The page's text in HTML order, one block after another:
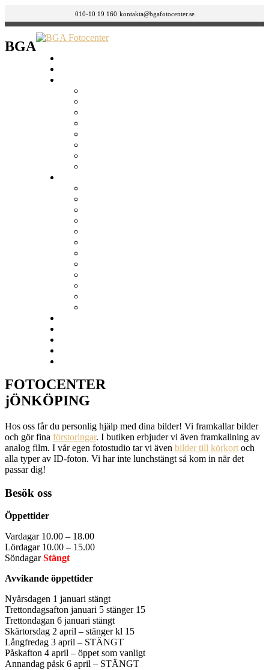
010-10 19 160 kontakta@bgafotocenter.se
BGA
FOTOCENTER
jÖNKÖPING
Hos oss får du personlig hjälp med dina bilder! Vi framkallar bilder
och gör fina förstoringar. I butiken erbjuder vi även framkallning av
analog film. I vår egen fotostudio tar vi även bilder till körkort och
alla typer av ID-foton. Vi har inte lunchstängt så kom in när det
passar dig!
Besök oss
Öppettider
Vardagar 10.00 – 18.00
Lördagar 10.00 – 15.00
SöndagarStängt
Avvikande öppettider
Nyårsdagen 1 januari stängt
Trettondagsafton januari 5 stänger 15
Trettondagan 6 januari stängt
Skärtorsdag 2 april – stänger kl 15
Långfredag 3 april – STÄNGT
Påskafton 4 april – öppet som vanligt
Annandag påsk 6 april – STÄNGT